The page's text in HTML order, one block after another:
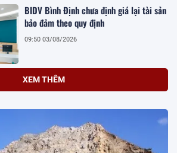
BIDV Bình Định chưa định giá lại tài sản
bảo đảm theo quy định
09:50 03/08/2026
XEM THÊM